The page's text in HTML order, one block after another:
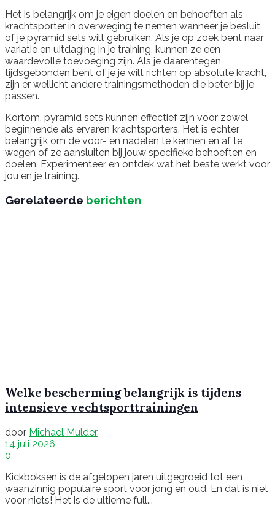
Het is belangrijk om je eigen doelen en behoeften als
krachtsporter in overweging te nemen wanneer je besluit
of je pyramid sets wilt gebruiken. Als je op zoek bent naar
variatie en uitdaging in je training, kunnen ze een
waardevolle toevoeging zijn. Als je daarentegen
tijdsgebonden bent of je je wilt richten op absolute kracht,
zijn er wellicht andere trainingsmethoden die beter bij je
passen.
Kortom, pyramid sets kunnen effectief zijn voor zowel
beginnende als ervaren krachtsporters. Het is echter
belangrijk om de voor- en nadelen te kennen en af te
wegen of ze aansluiten bij jouw specifieke behoeften en
doelen. Experimenteer en ontdek wat het beste werkt voor
jou en je training.
Gerelateerde berichten
Welke bescherming belangrijk is tijdens
intensieve vechtsporttrainingen
door Michael Mulder
14 juli 2026
0
Kickboksen is de afgelopen jaren uitgegroeid tot een
waanzinnig populaire sport voor jong en oud. En dat is niet
voor niets! Het is de ultieme full...